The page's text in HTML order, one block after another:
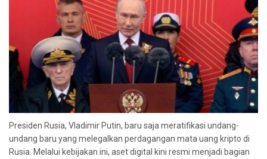
Presiden Rusia, Vladimir Putin, baru saja meratifikasi undang-
undang baru yang melegalkan perdagangan mata uang kripto di
Rusia. Melalui kebijakan ini, aset digital kini resmi menjadi bagian